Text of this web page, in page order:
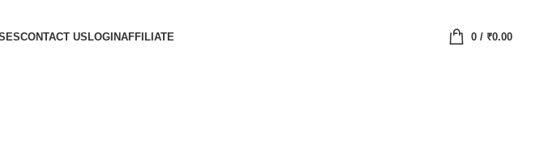
CONTACT USLOGINAFFILIATE 0/ ₹0.00